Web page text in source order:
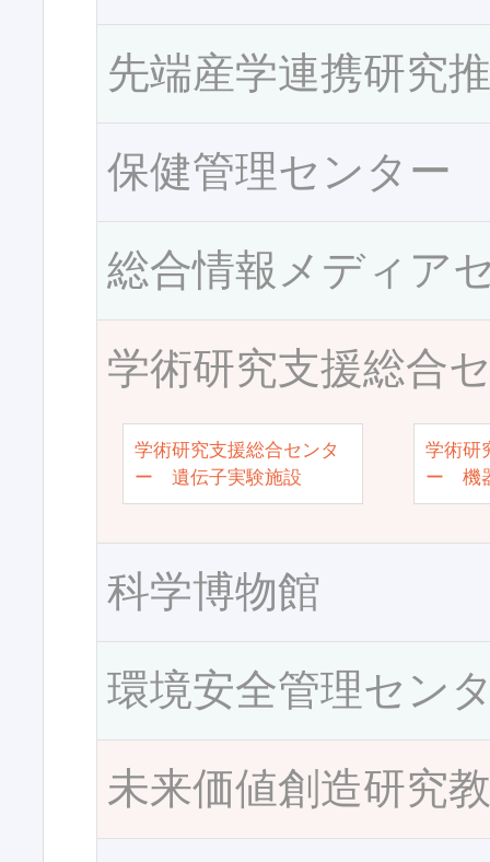
先端産学連携研究
保健管理センター
総合情報メディア
学術研究支援総合
学術研究支援総合センタ
ー 遺伝子実験施設
学術研
ー 機
科学博物館
環境安全管理セン
未来価値創造研究